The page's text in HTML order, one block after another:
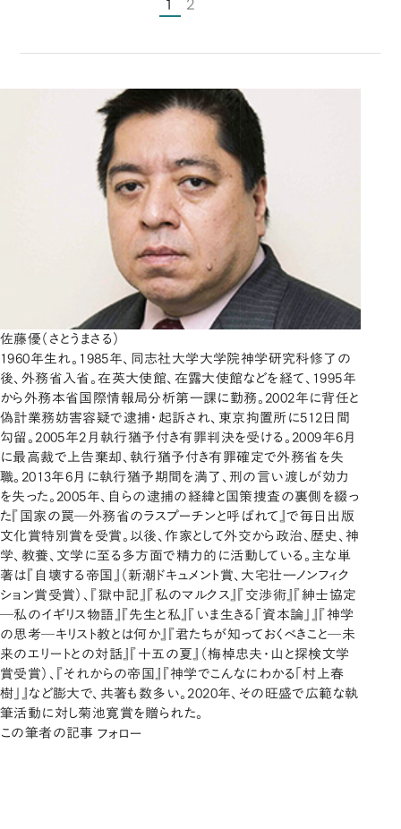
1 2
佐藤優（さとうまさる）
1960年生れ。1985年、同志社大学大学院神学研究科修了の
後、外務省入省。在英大使館、在露大使館などを経て、1995年
から外務本省国際情報局分析第一課に勤務。2002年に背任と
偽計業務妨害容疑で逮捕・起訴され、東京拘置所に512日間
勾留。2005年2月執行猶予付き有罪判決を受ける。2009年6月
に最高裁で上告棄却、執行猶予付き有罪確定で外務省を失
職。2013年6月に執行猶予期間を満了、刑の言い渡しが効力
を失った。2005年、自らの逮捕の経緯と国策捜査の裏側を綴っ
た『国家の罠─外務省のラスプーチンと呼ばれて』で毎日出版
文化賞特別賞を受賞。以後、作家として外交から政治、歴史、神
学、教養、文学に至る多方面で精力的に活動している。主な単
著は『自壊する帝国』（新潮ドキュメント賞、大宅壮一ノンフィク
ション賞受賞）、『獄中記』『私のマルクス』『交渉術』『紳士協定
─私のイギリス物語』『先生と私』『いま生きる「資本論」』『神学
の思考─キリスト教とは何か』『君たちが知っておくべきこと─未
来のエリートとの対話』『十五の夏』（梅棹忠夫・山と探検文学
賞受賞）、『それからの帝国』『神学でこんなにわかる「村上春
樹」』など膨大で、共著も数多い。2020年、その旺盛で広範な執
筆活動に対し菊池寛賞を贈られた。
この筆者の記事 フォロー